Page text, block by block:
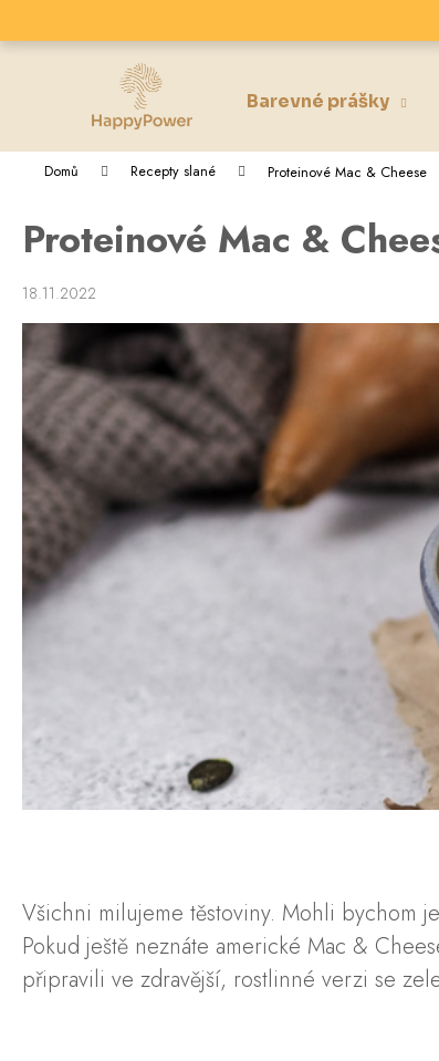
obsah
Barevné prášky
Domů Recepty slané Proteinové Mac & Cheese
Proteinové Mac &
18.11.2022
Všichni milujeme těstoviny. Mohli bychom
Pokud ještě neznáte americké Mac &
připravili ve zdravější, rostlinné verzi se
o
obchodu
obchodu